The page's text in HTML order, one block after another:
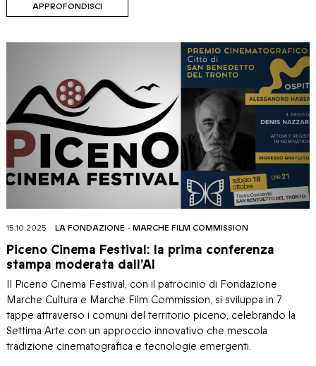
APPROFONDISCI
15.10.2025 LA FONDAZIONE - MARCHE FILM COMMISSION
Piceno Cinema Festival: la prima conferenza
stampa moderata dall’AI
Il Piceno Cinema Festival, con il patrocinio di Fondazione
Marche Cultura e Marche Film Commission, si sviluppa in 7
tappe attraverso i comuni del territorio piceno, celebrando la
Settima Arte con un approccio innovativo che mescola
tradizione cinematografica e tecnologie emergenti.